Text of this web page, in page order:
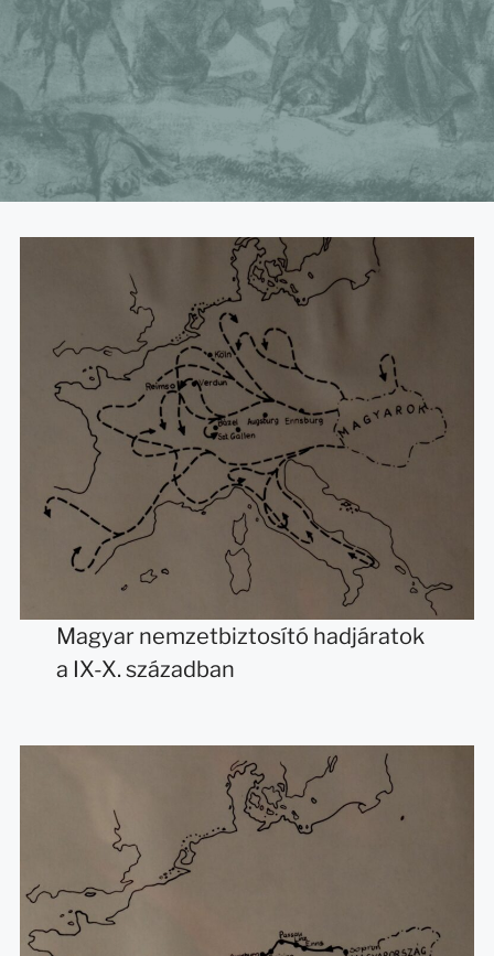
Magyar nemzetbiztosító hadjáratok
a IX-X. században